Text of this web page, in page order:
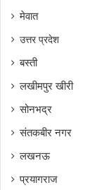
मेवात
उत्तर प्रदेश
बस्ती
लखीमपुर खीरी
सोनभद्र
संतकबीर नगर
लखनऊ
प्रयागराज